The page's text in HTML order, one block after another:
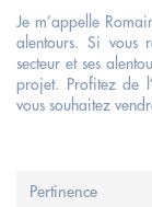
Je m’appelle
alentours. Si vous
secteur et ses
projet. Profitez de
vous souhaitez